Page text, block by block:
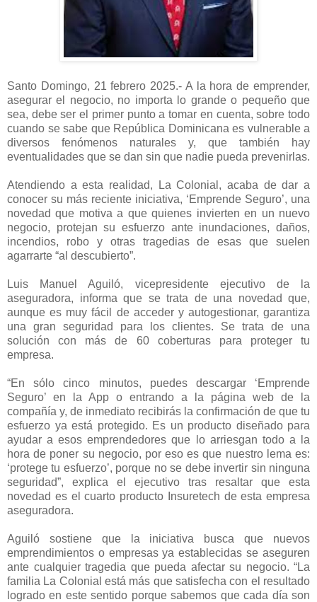
Santo Domingo, 21 febrero 2025.- A la hora de emprender,
asegurar el negocio, no importa lo grande o pequeño que
sea, debe ser el primer punto a tomar en cuenta, sobre todo
cuando se sabe que República Dominicana es vulnerable a
diversos fenómenos naturales y, que también hay
eventualidades que se dan sin que nadie pueda prevenirlas.
Atendiendo a esta realidad, La Colonial, acaba de dar a
conocer su más reciente iniciativa, ‘Emprende Seguro’, una
novedad que motiva a que quienes invierten en un nuevo
negocio, protejan su esfuerzo ante inundaciones, daños,
incendios, robo y otras tragedias de esas que suelen
agarrarte “al descubierto”.
Luis Manuel Aguiló, vicepresidente ejecutivo de la
aseguradora, informa que se trata de una novedad que,
aunque es muy fácil de acceder y autogestionar, garantiza
una gran seguridad para los clientes. Se trata de una
solución con más de 60 coberturas para proteger tu
empresa.
“En sólo cinco minutos, puedes descargar ‘Emprende
Seguro’ en la App o entrando a la página web de la
compañía y, de inmediato recibirás la confirmación de que tu
esfuerzo ya está protegido. Es un producto diseñado para
ayudar a esos emprendedores que lo arriesgan todo a la
hora de poner su negocio, por eso es que nuestro lema es:
‘protege tu esfuerzo’, porque no se debe invertir sin ninguna
seguridad”, explica el ejecutivo tras resaltar que esta
novedad es el cuarto producto Insuretech de esta empresa
aseguradora.
Aguiló sostiene que la iniciativa busca que nuevos
emprendimientos o empresas ya establecidas se aseguren
ante cualquier tragedia que pueda afectar su negocio. “La
familia La Colonial está más que satisfecha con el resultado
logrado en este sentido porque sabemos que cada día son